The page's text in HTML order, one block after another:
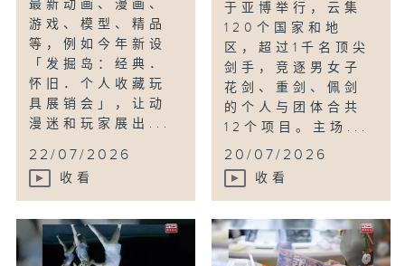
最新动画、漫画、
游戏、模型、精品
等，例如今年新设
「发掘岛：经典．
怀旧．个人收藏玩
具展销会」，让动
漫迷和玩家展出...
22/07/2026
收看
于亚博举行，云集
120个国家和地
区，超过1千名顶尖
剑手，竞逐男女子
花剑、重剑、佩剑
的个人与团体合共
12个项目。主场...
20/07/2026
收看